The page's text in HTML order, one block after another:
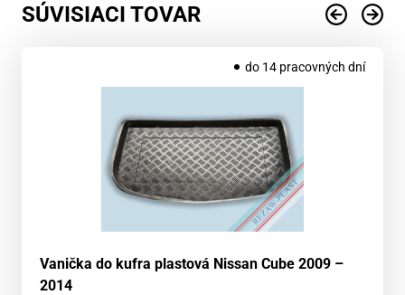
SÚVISIACI TOVAR
do 14 pracovných dní
Vanička do kufra plastová Nissan Cube 2009 –
2014